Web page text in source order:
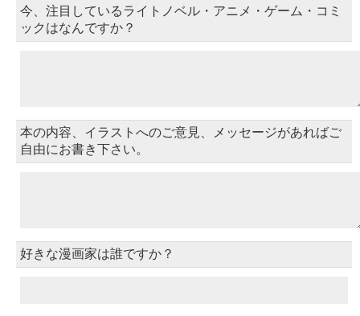
今、注目しているライトノベル・アニメ・ゲーム・コミ
ックはなんですか？
本の内容、イラストへのご意見、メッセージがあればご
自由にお書き下さい。
好きな漫画家は誰ですか？